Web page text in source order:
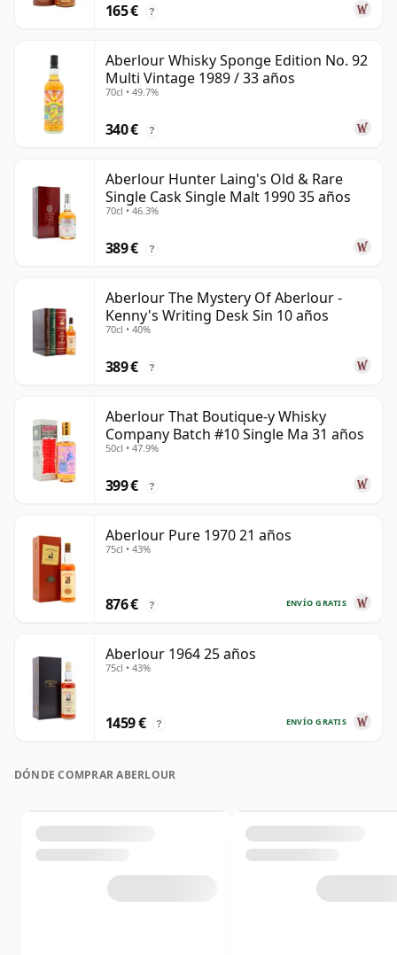
165 € ?
Aberlour Whisky Sponge Edition No. 92
Multi Vintage 1989 / 33 años
70cl • 49.7%
340 € ?
Aberlour Hunter Laing's Old & Rare
Single Cask Single Malt 1990 35 años
70cl • 46.3%
389 € ?
Aberlour The Mystery Of Aberlour -
Kenny's Writing Desk Sin 10 años
70cl • 40%
389 € ?
Aberlour That Boutique-y Whisky
Company Batch #10 Single Ma 31 años
50cl • 47.9%
399 € ?
Aberlour Pure 1970 21 años
75cl • 43%
ENVÍO GRATIS
876 € ?
Aberlour 1964 25 años
75cl • 43%
ENVÍO GRATIS
1459 € ?
DÓNDE COMPRAR ABERLOUR